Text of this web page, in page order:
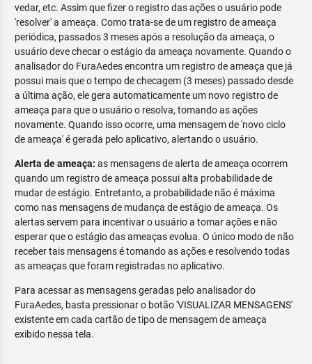
vedar, etc. Assim que fizer o registro das ações o usuário pode
'resolver' a ameaça. Como trata-se de um registro de ameaça
periódica, passados 3 meses após a resolução da ameaça, o
usuário deve checar o estágio da ameaça novamente. Quando o
analisador do FuraAedes encontra um registro de ameaça que já
possui mais que o tempo de checagem (3 meses) passado desde
a última ação, ele gera automaticamente um novo registro de
ameaça para que o usuário o resolva, tomando as ações
novamente. Quando isso ocorre, uma mensagem de 'novo ciclo
de ameaça' é gerada pelo aplicativo, alertando o usuário.
Alerta de ameaça: as mensagens de alerta de ameaça ocorrem
quando um registro de ameaça possui alta probabilidade de
mudar de estágio. Entretanto, a probabilidade não é máxima
como nas mensagens de mudança de estágio de ameaça. Os
alertas servem para incentivar o usuário a tomar ações e não
esperar que o estágio das ameaças evolua. O único modo de não
receber tais mensagens é tomando as ações e resolvendo todas
as ameaças que foram registradas no aplicativo.
Para acessar as mensagens geradas pelo analisador do
FuraAedes, basta pressionar o botão 'VISUALIZAR MENSAGENS'
existente em cada cartão de tipo de mensagem de ameaça
exibido nessa tela.